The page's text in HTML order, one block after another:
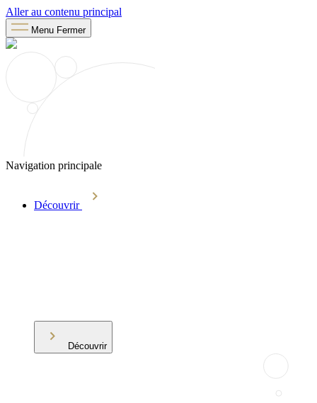
Aller au contenu principal
Menu Fermer
Navigation principale
Découvrir
Découvrir